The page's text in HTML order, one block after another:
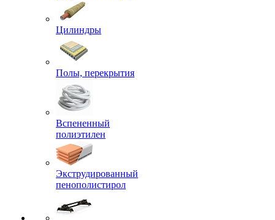
Цилиндры
Полы, перекрытия
Вспененный
полиэтилен
Экструдированный
пенополистирол